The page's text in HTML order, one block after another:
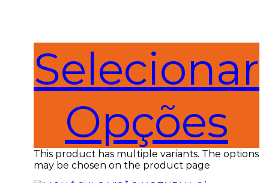
Selecionar
Opções
This product has multiple variants. The options
may be chosen on the product page